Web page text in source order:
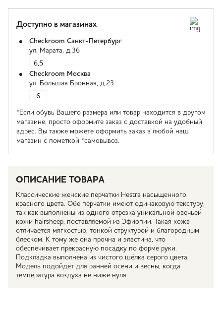
Доступно в магазинах
Checkroom Санкт-Петербург
ул. Марата, д.36
6,5
Checkroom Москва
ул. Большая Бронная, д.23
6
*Если обувь Вашего размера или товар находится в другом
магазине, просто оформите заказ с доставкой на удобный
адрес. Вы также можете оформить заказ в любой наш
магазин с пометкой *самовывоз.
ОПИСАНИЕ ТОВАРА
Классические женские перчатки Hestra насыщенного
красного цвета. Обе перчатки имеют одинаковую текстуру,
так как выполнены из одного отрезка уникальной овечьей
кожи hairsheep, поставляемой из Эфиопии. Такая кожа
отличается мягкостью, тонкой структурой и благородным
блеском. К тому же она прочна и эластина, что
обеспечивает прекрасную посадку по форме руки.
Подкладка выполнена из чистого шёлка серого цвета.
Модель подойдет для ранней осени и весны, когда
температура воздуха не ниже нуля.